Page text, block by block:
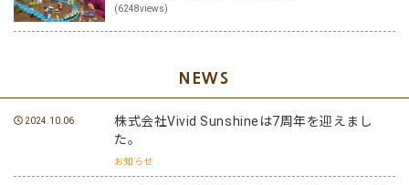
(6248views)
NEWS
2024.10.06
株式会社Vivid Sunshineは7周年を迎えまし
た。
お知らせ